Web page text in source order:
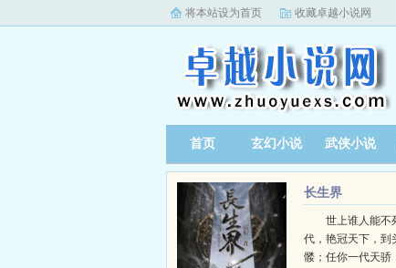
将本站设为首页 收藏卓越小说网
首页 玄幻小说 武侠小说
长生界
世上谁人能不
代，艳冠天下，到
髅；任你一代天骄